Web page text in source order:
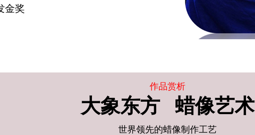
业机器公司
金奖
世界领先的蜡像制作工艺
大象东方 蜡像艺术
作品赏析